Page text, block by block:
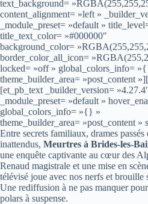
text_background=
content_alignment= »left »
_module_preset= »default »
title_text_color= »#000000″
background_color=
border_color_all_icon=
locked= »off » global_colors_info=
theme_builder_area= »post_content
[et_pb_text _builder_version=
_module_preset= »default »
global_colors_info= »{} »
theme_builder_area= »post_content »
Entre secrets familiaux, drames passés
inattendus, Meurtres à Brides-les-
une enquête captivante au cœur des
Renaud magistrale et une mise en
télévisé joue avec nos nerfs et brouille
Une rediffusion à ne pas manquer
polars à suspense.